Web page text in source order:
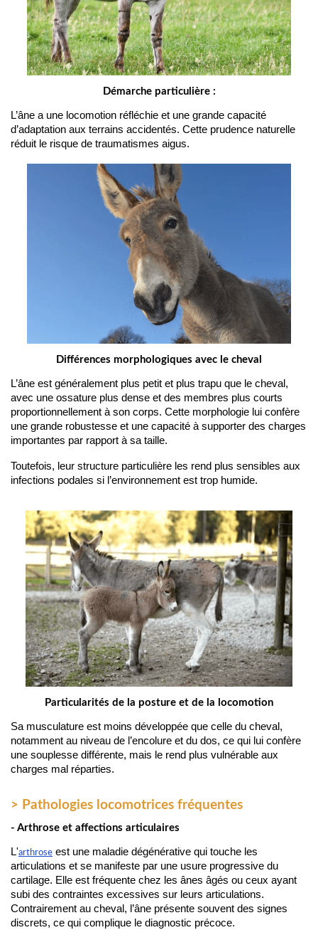
Démarche particulière :
L’âne a une locomotion réfléchie et une grande capacité
d’adaptation aux terrains accidentés. Cette prudence naturelle
réduit le risque de traumatismes aigus.
Différences morphologiques avec le cheval
L’âne est généralement plus petit et plus trapu que le cheval,
avec une ossature plus dense et des membres plus courts
proportionnellement à son corps. Cette morphologie lui confère
une grande robustesse et une capacité à supporter des charges
importantes par rapport à sa taille.
Toutefois, leur structure particulière les rend plus sensibles aux
infections podales si l’environnement est trop humide.
Particularités de la posture et de la locomotion
Sa musculature est moins développée que celle du cheval,
notamment au niveau de l’encolure et du dos, ce qui lui confère
une souplesse différente, mais le rend plus vulnérable aux
charges mal réparties.
> Pathologies locomotrices fréquentes
- Arthrose et affections articulaires
L'arthrose est une maladie dégénérative qui touche les
articulations et se manifeste par une usure progressive du
cartilage. Elle est fréquente chez les ânes âgés ou ceux ayant
subi des contraintes excessives sur leurs articulations.
Contrairement au cheval, l’âne présente souvent des signes
discrets, ce qui complique le diagnostic précoce.